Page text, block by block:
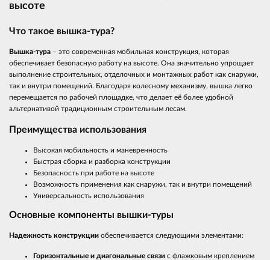
высоте
Что такое вышка-тура?
Вышка-тура – это современная мобильная конструкция, которая
обеспечивает безопасную работу на высоте. Она значительно упрощает
выполнение строительных, отделочных и монтажных работ как снаружи,
так и внутри помещений. Благодаря колесному механизму, вышка легко
перемещается по рабочей площадке, что делает её более удобной
альтернативой традиционным строительным лесам.
Преимущества использования
Высокая мобильность и маневренность
Быстрая сборка и разборка конструкции
Безопасность при работе на высоте
Возможность применения как снаружи, так и внутри помещений
Универсальность использования
Основные компоненты вышки-туры
Надежность конструкции обеспечивается следующими элементами:
Горизонтальные и диагональные связи с флажковым креплением